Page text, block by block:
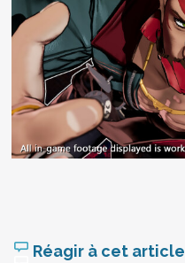
Réagir à cet article